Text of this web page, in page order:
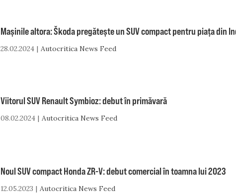
Mașinile altora: Škoda pregătește un SUV compact pentru piața din
28.02.2024 Autocritica News Feed
Viitorul SUV Renault Symbioz: debut în primăvară
08.02.2024 Autocritica News Feed
Noul SUV compact Honda ZR-V: debut comercial în toamna lui 2023
12.05.2023 Autocritica News Feed